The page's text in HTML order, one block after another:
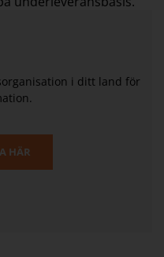
i ditt land för
HÄR